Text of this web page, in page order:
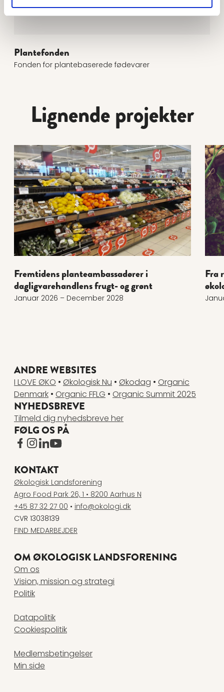
Plantefonden
Fonden for plantebaserede fødevarer
Lignende projekter
Læs mere om Fremtidens planteambassadører i
Fremtidens planteambassadører i
dagligvarehandlens frugt- og grønt
Januar 2026 – December 2028
Læs
Fra
ANDRE WEBSITES
I LOVE ØKO • Økologisk Nu • Økodag • Organic
Denmark • Organic FFLG • Organic Summit 2025
NYHEDSBREVE
Tilmeld dig nyhedsbreve her
FØLG OS PÅ
www.facebook.com
www.instagram.com
www.linkedin.com
www.youtube.com
KONTAKT
Økologisk Landsforening
Agro Food Park 26, 1 • 8200 Aarhus N
+45 87 32 27 00 • info@okologi.dk
CVR 13038139
FIND MEDARBEJDER
OM ØKOLOGISK LANDSFORENING
Om os
Vision, mission og strategi
Politik
Datapolitik
Cookiespolitik
Medlemsbetingelser
Min side